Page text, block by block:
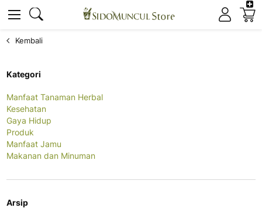
Kembali
Kategori
Manfaat Tanaman Herbal
Kesehatan
Gaya Hidup
Produk
Manfaat Jamu
Makanan dan Minuman
Arsip